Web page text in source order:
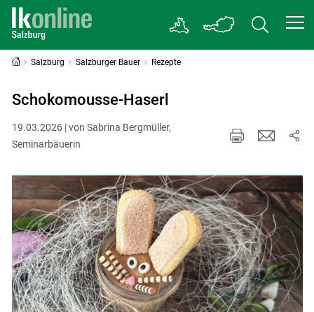
Salzburg Salzburger Bauer Rezepte
Schokomousse-Haserl
19.03.2026 | von Sabrina Bergmüller,
Seminarbäuerin